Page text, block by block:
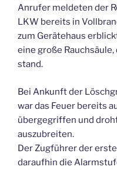
Anrufer meldeten der
LKW bereits in
zum Gerätehaus
eine große
stand.
Bei Ankunft der
war das Feuer bereits
übergegriffen und
auszubreiten.
Der Zugführer der
daraufhin die